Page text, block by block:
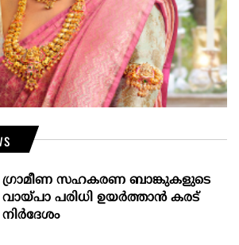
ഗ്രാമീണ സഹകരണ ബാങ്കുകളുടെ
വായ്പാ പരിധി ഉയർത്താൻ കരട്
നിർദേശം